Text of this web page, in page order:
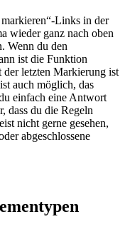
Links in der
wieder ganz nach oben
Wenn du den
ist die Funktion
der letzten Markierung ist
auch möglich, das
einfach eine Antwort
dass du die Regeln
nicht gerne gesehen,
abgeschlossene